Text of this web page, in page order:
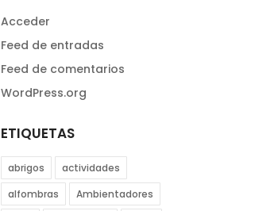
Acceder
Feed de entradas
Feed de comentarios
WordPress.org
ETIQUETAS
abrigos
actividades
alfombras
Ambientadores